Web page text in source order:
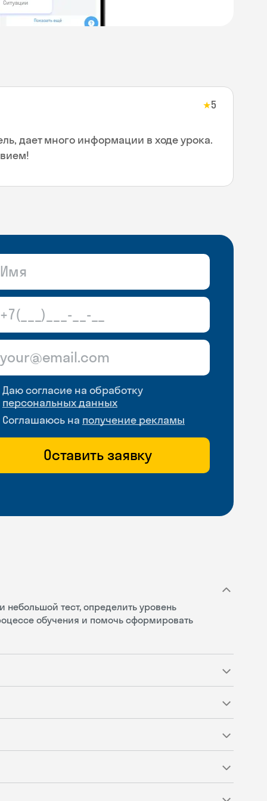
★5
дает много информации в ходе урока.
Даю согласие на обработку
персональных данных
Соглашаюсь на получение рекламы
Оставить заявку
тест, определить уровень
обучения и помочь сформировать
Skyeng Chat